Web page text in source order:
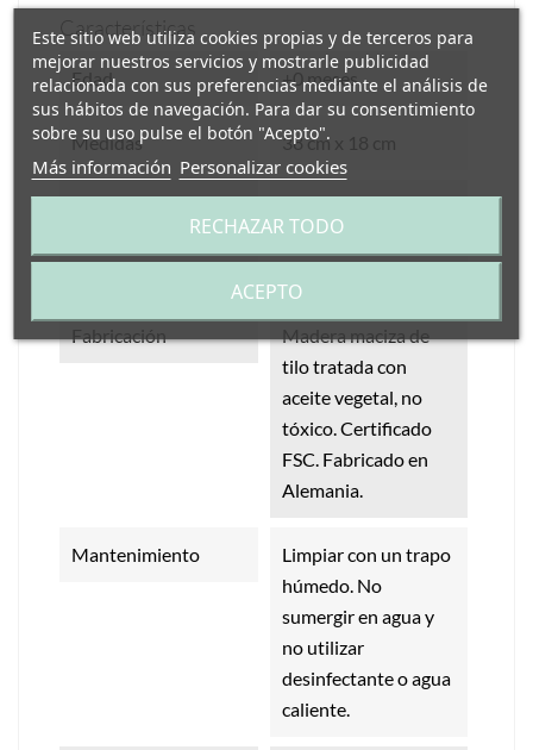
Características
Edad +0 meses
Medidas 38 cm x 18 cm
Fabricación
Madera maciza de
tilo tratada con
aceite vegetal, no
tóxico. Certificado
FSC. Fabricado en
Alemania.
Mantenimiento
Limpiar con un trapo
húmedo. No
sumergir en agua y
no utilizar
desinfectante o agua
caliente.
Este sitio web utiliza cookies propias y de terceros para
mejorar nuestros servicios y mostrarle publicidad
relacionada con sus preferencias mediante el análisis de
sus hábitos de navegación. Para dar su consentimiento
sobre su uso pulse el botón "Acepto".
Más información Personalizar cookies
RECHAZAR TODO
ACEPTO